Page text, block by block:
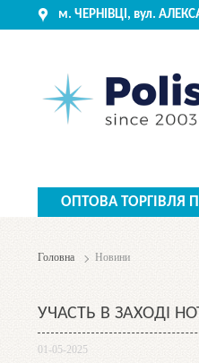
м. ЧЕРНІВЦІ, вул.
ОПТОВА ТОРГIВЛЯ
Головна Новини
УЧАСТЬ В ЗАХОДІ
01-05-2025